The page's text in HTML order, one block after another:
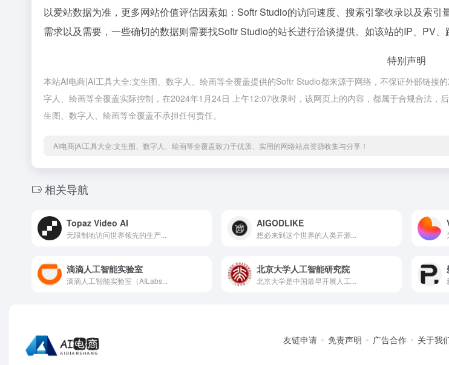
以爱站数据为准，更多网站价值评估因素如：Softr Studio的访问速度、搜索引擎收录以及索
需求以及需要，一些确切的数据则需要找Softr Studio的站长进行洽谈提供。如该站的IP、PV、
特别声明
本站AI电商|AI工具大全:文生图、数字人、绘画等全覆盖提供的Softr Studio都来源于网络，不保证外部链接
字人、绘画等全覆盖实际控制，在2024年1月24日 上午12:07收录时，该网页上的内容，都属于合规合法
生图、数字人、绘画等全覆盖不承担任何责任。
AI电商|AI工具大全:文生图、数字人、绘画等全覆盖致力于优质、实用的网络站点资源收集与分享！
相关导航
Topaz Video AI
无限制地访问世界领先的生产...
AIGODLIKE
想必来到这个世界的人类开源...
滴滴人工智能实验室
滴滴人工智能实验室（AILabs...
北京大学人工智能研究院
北京大学是中国最早开展人工...
友链申请 免责声明 广告合作 关于我